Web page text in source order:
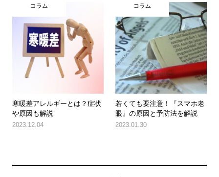
コラム
寒暖差アレルギーとは？症状
や原因も解説
2023.12.04
コラム
若くても要注意！『スマホ老
眼』の原因と予防法を解説
2023.01.30